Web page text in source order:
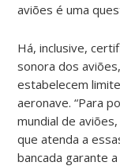
aviões é uma
Há, inclusive,
sonora dos
estabelecem
aeronave. “Para
mundial de
que atenda a
bancada garante